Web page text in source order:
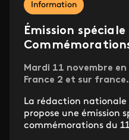
Information
Émission spéciale
Mardi 11 novembre
France 2 et sur
La rédaction nationale
propose une émission
commémorations du